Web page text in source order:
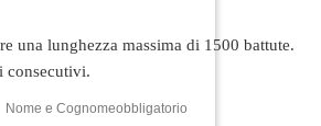
una lunghezza massima di 1500 battute.
consecutivi.
Nome e Cognomeobbligatorio